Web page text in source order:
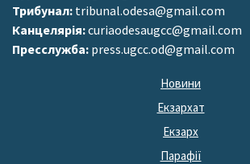
Трибунал: tribunal.odesa@gmail.com
Канцелярія:curiaodesaugcc@gmail.com
Пресслужба: press.ugcc.od@gmail.com
Новини
Екзархат
Екзарх
Парафії